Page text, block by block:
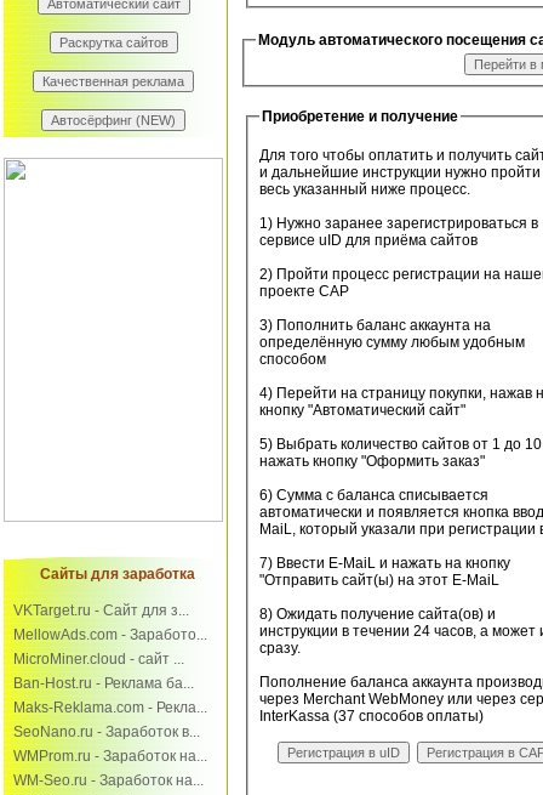
Сайты для заработка
VKTarget.ru - Сайт для з...
MellowAds.com - Заработо...
MicroMiner.cloud - сайт ...
Ban-Host.ru - Реклама ба...
Maks-Reklama.com - Рекла...
SeoNano.ru - Заработок в...
WMProm.ru - Заработок на...
WM-Seo.ru - Заработок на...
Модуль автоматического посещения
Приобретение и получение
Для того чтобы оплатить и получить
и дальнейшие инструкции нужно пройти
весь указанный ниже процесс.
1) Нужно заранее зарегистрироваться в
сервисе uID для приёма сайтов
2) Пройти процесс регистрации на
проекте САР
3) Пополнить баланс аккаунта на
определённую сумму любым удобным
способом
4) Перейти на страницу покупки, нажав
кнопку "Автоматический сайт"
5) Выбрать количество сайтов от 1 до
нажать кнопку "Оформить заказ"
6) Сумма с баланса списывается
автоматически и появляется кнопка
MaiL, который указали при регистрации
7) Ввести E-MaiL и нажать на кнопку
"Отправить сайт(ы) на этот E-MaiL
8) Ожидать получение сайта(ов) и
инструкции в течении 24 часов, а может
сразу.
Пополнение баланса аккаунта
через Merchant WebMoney или через
InterKassa (37 способов оплаты)